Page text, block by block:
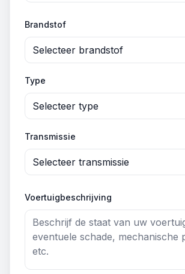
Brandstof
Selecteer brandstof
Type
Selecteer type
Transmissie
Selecteer transmissie
Voertuigbeschrijving